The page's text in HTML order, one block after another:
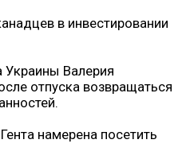
в инвестировании
Украины Валерия
отпуска возвращаться
намерена посетить